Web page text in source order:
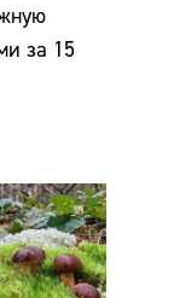
за 15